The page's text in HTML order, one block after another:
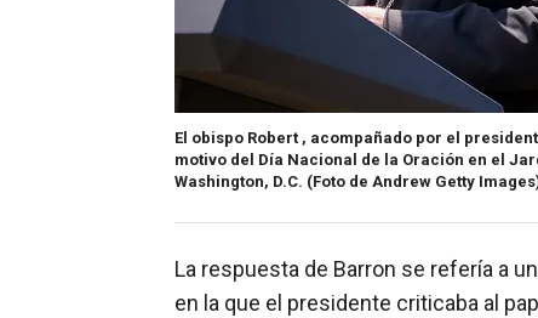
El obispo Robert , acompañado por el
motivo del Día Nacional de la Oración en el
Washington, D.C. (Foto de Andrew Getty
La respuesta de Barron se refería a
en la que el presidente criticaba al